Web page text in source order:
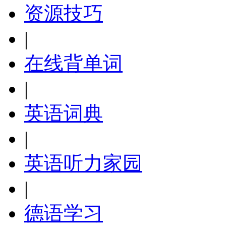
资源技巧
|
在线背单词
|
英语词典
|
英语听力家园
|
德语学习